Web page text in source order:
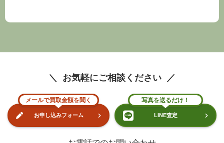
メールで買取金額を聞く
お申し込みフォーム
写真を送るだけ！
LINE査定